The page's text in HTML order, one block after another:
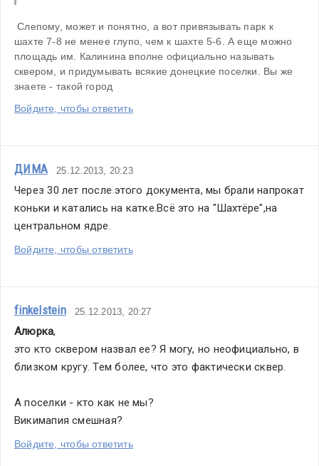
Слепому, может и понятно, а вот привязывать парк к
шахте 7-8 не менее глупо, чем к шахте 5-6. А еще можно
площадь им. Калинина вполне официально называть
сквером, и придумывать всякие донецкие поселки. Вы же
знаете - такой город
Войдите, чтобы ответить
ДИМА 25.12.2013, 20:23
Через 30 лет после этого документа, мы брали напрокат
коньки и катались на катке.Всё это на "Шахтёре",на
центральном ядре.
Войдите, чтобы ответить
finkelstein 25.12.2013, 20:27
Алюрка,
это кто сквером назвал ее? Я могу, но неофициально, в
близком кругу. Тем более, что это фактически сквер.
А поселки - кто как не мы?
Викимапия смешная?
Войдите, чтобы ответить